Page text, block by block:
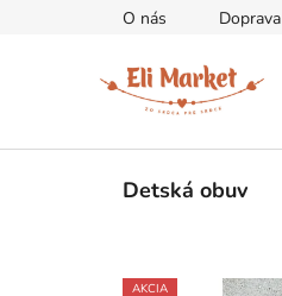
O nás
Detská obuv
AKCIA